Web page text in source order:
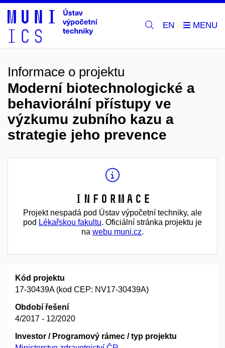
EN
Informace o projektu
Moderní biotechnologické a
behaviorální přístupy ve
výzkumu zubního kazu a
strategie jeho prevence
Informace
Projekt nespadá pod Ústav výpočetní techniky, ale
pod Lékařskou fakultu. Oficiální stránka projektu je
na webu muni.cz.
Kód projektu
17-30439A (kod CEP: NV17-30439A)
Období řešení
4/2017 - 12/2020
Investor / Programový rámec / typ projektu